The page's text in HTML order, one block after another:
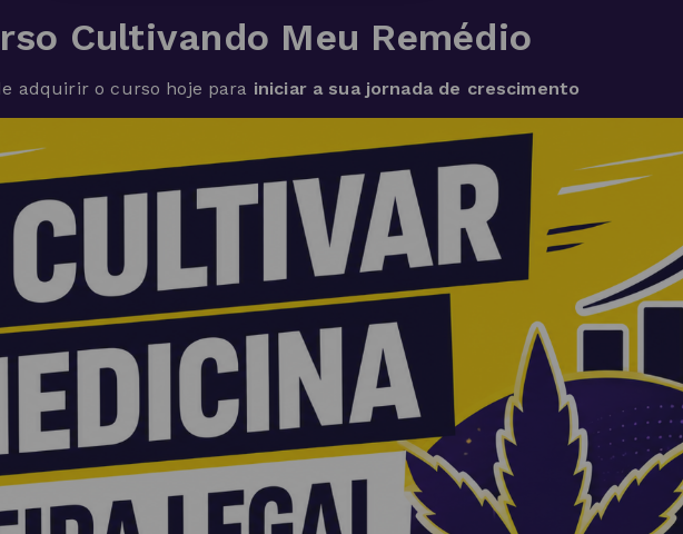
Cultivando Meu Remédio
adquirir o curso hoje para iniciar a sua jornada de crescimento